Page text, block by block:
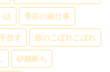
話 季節の家仕事
放す 旅のこぼれこぼれ
砂糖断ち